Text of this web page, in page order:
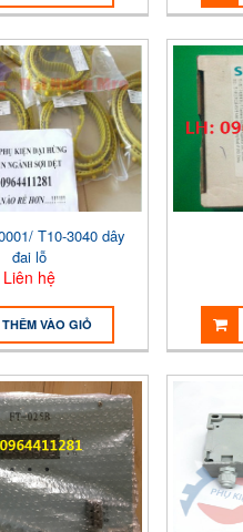
T10-3040 dây
đai lỗ
Liên hệ
THÊM VÀO GIỎ